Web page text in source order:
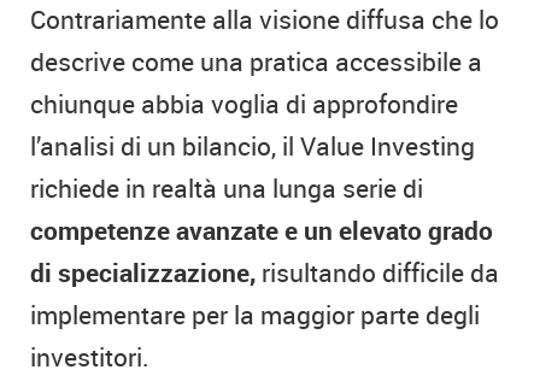
Contrariamente alla visione diffusa che lo
descrive come una pratica accessibile a
chiunque abbia voglia di approfondire
l’analisi di un bilancio, il Value Investing
richiede in realtà una lunga serie di
competenze avanzate e un elevato grado
di specializzazione, risultando difficile da
implementare per la maggior parte degli
investitori.